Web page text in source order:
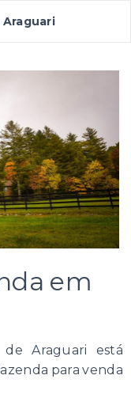
Araguari
em
Araguari está
para venda